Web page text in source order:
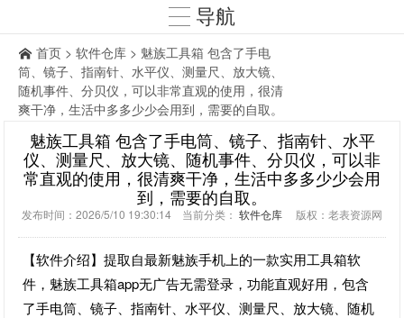
导航
首页 > 软件仓库 > 魅族工具箱 包含了手电
筒、镜子、指南针、水平仪、测量尺、放大镜、
随机事件、分贝仪，可以非常直观的使用，很清
爽干净，生活中多多少少会用到，需要的自取。
魅族工具箱 包含了手电筒、镜子、指南针、水平
仪、测量尺、放大镜、随机事件、分贝仪，可以非
常直观的使用，很清爽干净，生活中多多少少会用
到，需要的自取。
发布时间：2026/5/10 19:30:14 当前分类： 软件仓库 版权：老表资源网
【软件介绍】提取自最新魅族手机上的一款实用工具箱软
件，魅族工具箱app无广告无需登录，功能直观好用，包含
了手电筒、镜子、指南针、水平仪、测量尺、放大镜、随机